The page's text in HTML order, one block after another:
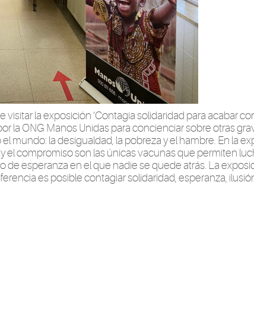
visitar la exposición ‘Contagia solidaridad para acabar
la ONG Manos Unidas para concienciar sobre otras
mundo: la desigualdad, la pobreza y el hambre. En la
el compromiso son las únicas vacunas que permiten
de esperanza en el que nadie se quede atrás. La
es posible contagiar solidaridad, esperanza,